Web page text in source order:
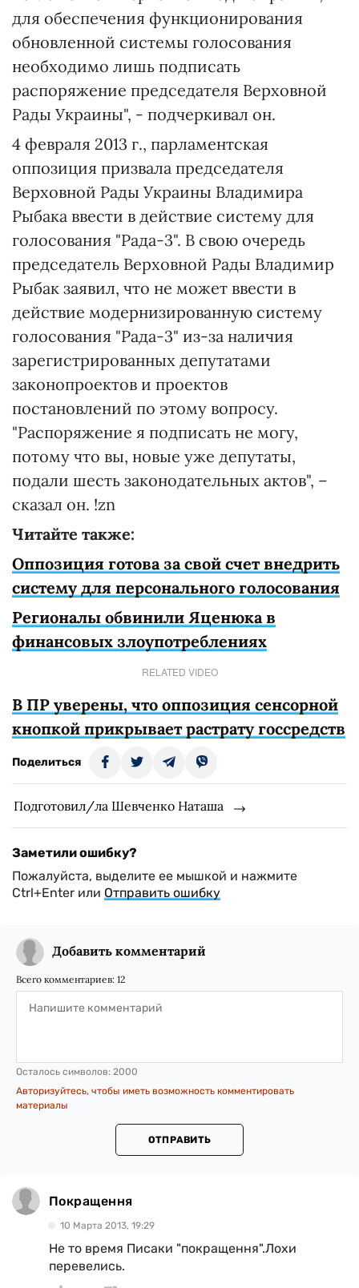
для обеспечения функционирования
обновленной системы голосования
необходимо лишь подписать
распоряжение председателя Верховной
Рады Украины", - подчеркивал он.
4 февраля 2013 г., парламентская
оппозиция призвала председателя
Верховной Рады Украины Владимира
Рыбака ввести в действие систему для
голосования "Рада-3". В свою очередь
председатель Верховной Рады Владимир
Рыбак заявил, что не может ввести в
действие модернизированную систему
голосования "Рада-3" из-за наличия
зарегистрированных депутатами
законопроектов и проектов
постановлений по этому вопросу.
"Распоряжение я подписать не могу,
потому что вы, новые уже депутаты,
подали шесть законодательных актов", –
сказал он. !zn
Читайте также:
Оппозиция готова за свой счет внедрить
систему для персонального голосования
Регионалы обвинили Яценюка в
финансовых злоупотреблениях
RELATED VIDEO
В ПР уверены, что оппозиция сенсорной
кнопкой прикрывает растрату госсредств
Поделиться
Подготовил/ла Шевченко Наташа
Заметили ошибку?
Пожалуйста, выделите ее мышкой и нажмите
Ctrl+Enter или Отправить ошибку
Добавить комментарий
Всего комментариев: 12
Осталось символов: 2000
Авторизуйтесь, чтобы иметь возможность комментировать
материалы
ОТПРАВИТЬ
Покращення
10 Марта 2013, 19:29
Не то время Писаки "покращення".Лохи
перевелись.